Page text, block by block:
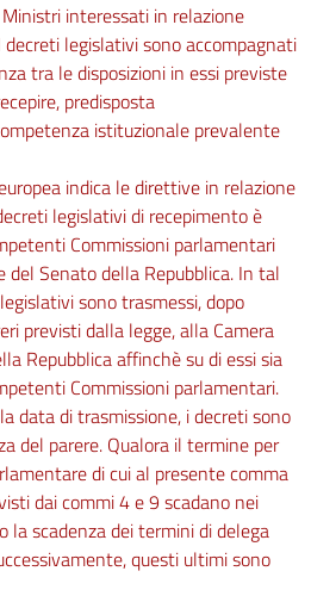
interessati in relazione
legislativi sono accompagnati
tra le disposizioni in essi previste
predisposta
istituzionale prevalente
indica le direttive in relazione
legislativi di recepimento è
Commissioni parlamentari
del Senato della Repubblica. In tal
sono trasmessi, dopo
previsti dalla legge, alla Camera
Repubblica affinchè su di essi sia
Commissioni parlamentari.
data di trasmissione, i decreti sono
del parere. Qualora il termine per
di cui al presente comma
dai commi 4 e 9 scadano nei
la scadenza dei termini di delega
questi ultimi sono